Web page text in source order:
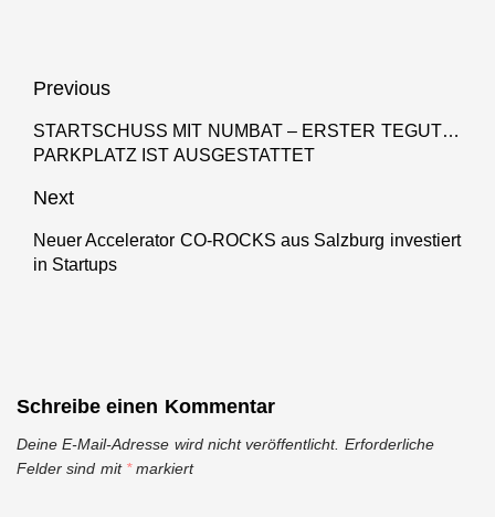
Beitragsnavigation
Previous
Previous
post:
STARTSCHUSS MIT NUMBAT – ERSTER TEGUT…
PARKPLATZ IST AUSGESTATTET
Next
Next
post:
Neuer Accelerator CO-ROCKS aus Salzburg investiert
in Startups
Schreibe einen Kommentar
Deine E-Mail-Adresse wird nicht veröffentlicht. Erforderliche
Felder sind mit *markiert